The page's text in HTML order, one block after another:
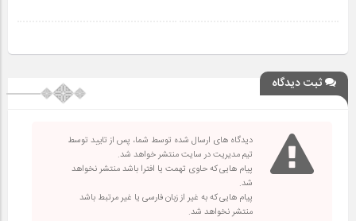
ثبت دیدگاه
دیدگاه های ارسال شده توسط شما، پس از تایید توسط
تیم مدیریت در سایت منتشر خواهد شد.
پیام هایی که حاوی تهمت یا افترا باشد منتشر نخواهد
شد.
پیام هایی که به غیر از زبان فارسی یا غیر مرتبط باشد
منتشر نخواهد شد.